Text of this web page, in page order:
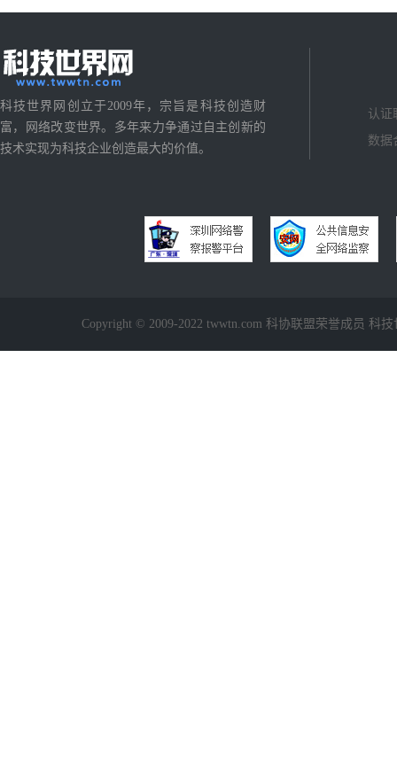
科技世界网创立于2009年，宗旨是科技创造财
富，网络改变世界。多年来力争通过自主创新的
技术实现为科技企业创造最大的价值。
认证
数据
Copyright © 2009-2022 twwtn.com 科协联盟荣誉成员 科